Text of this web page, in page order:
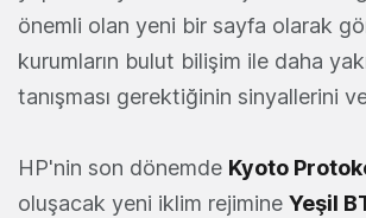
önemli olan yeni bir sayfa olarak
kurumların bulut bilişim ile daha
tanışması gerektiğinin sinyallerini
HP'nin son dönemde Kyoto
oluşacak yeni iklim rejimine Yeşil